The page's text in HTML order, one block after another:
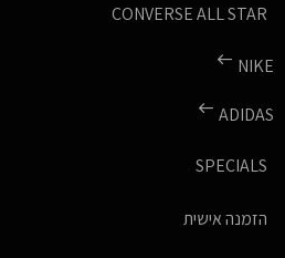
CONVERSE ALL STAR
NIKE
ADIDAS
SPECIALS
הזמנה אישית